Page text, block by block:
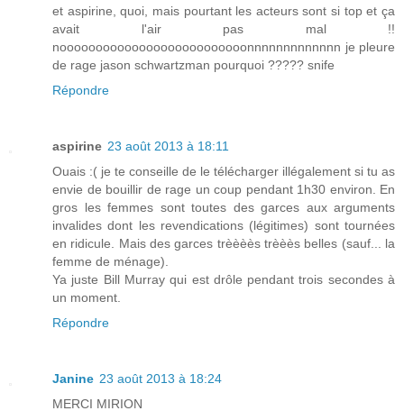
et aspirine, quoi, mais pourtant les acteurs sont si top et ça
avait l'air pas mal !!
noooooooooooooooooooooooooonnnnnnnnnnnnn je pleure
de rage jason schwartzman pourquoi ????? snife
Répondre
aspirine 23 août 2013 à 18:11
Ouais :( je te conseille de le télécharger illégalement si tu as
envie de bouillir de rage un coup pendant 1h30 environ. En
gros les femmes sont toutes des garces aux arguments
invalides dont les revendications (légitimes) sont tournées
en ridicule. Mais des garces trèèèès trèèès belles (sauf... la
femme de ménage).
Ya juste Bill Murray qui est drôle pendant trois secondes à
un moment.
Répondre
Janine 23 août 2013 à 18:24
MERCI MIRION